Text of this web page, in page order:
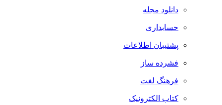
دانلود مجله
حسابداری
پشتیبان اطلاعات
فشرده ساز
فرهنگ لغت
کتاب الکترونیک